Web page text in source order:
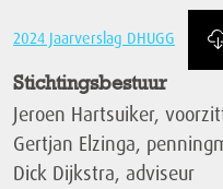
2024 Jaarverslag DHUGG
Stichtingsbestuur
Jeroen Hartsuiker,
Gertjan Elzinga,
Dick Dijkstra, adviseur